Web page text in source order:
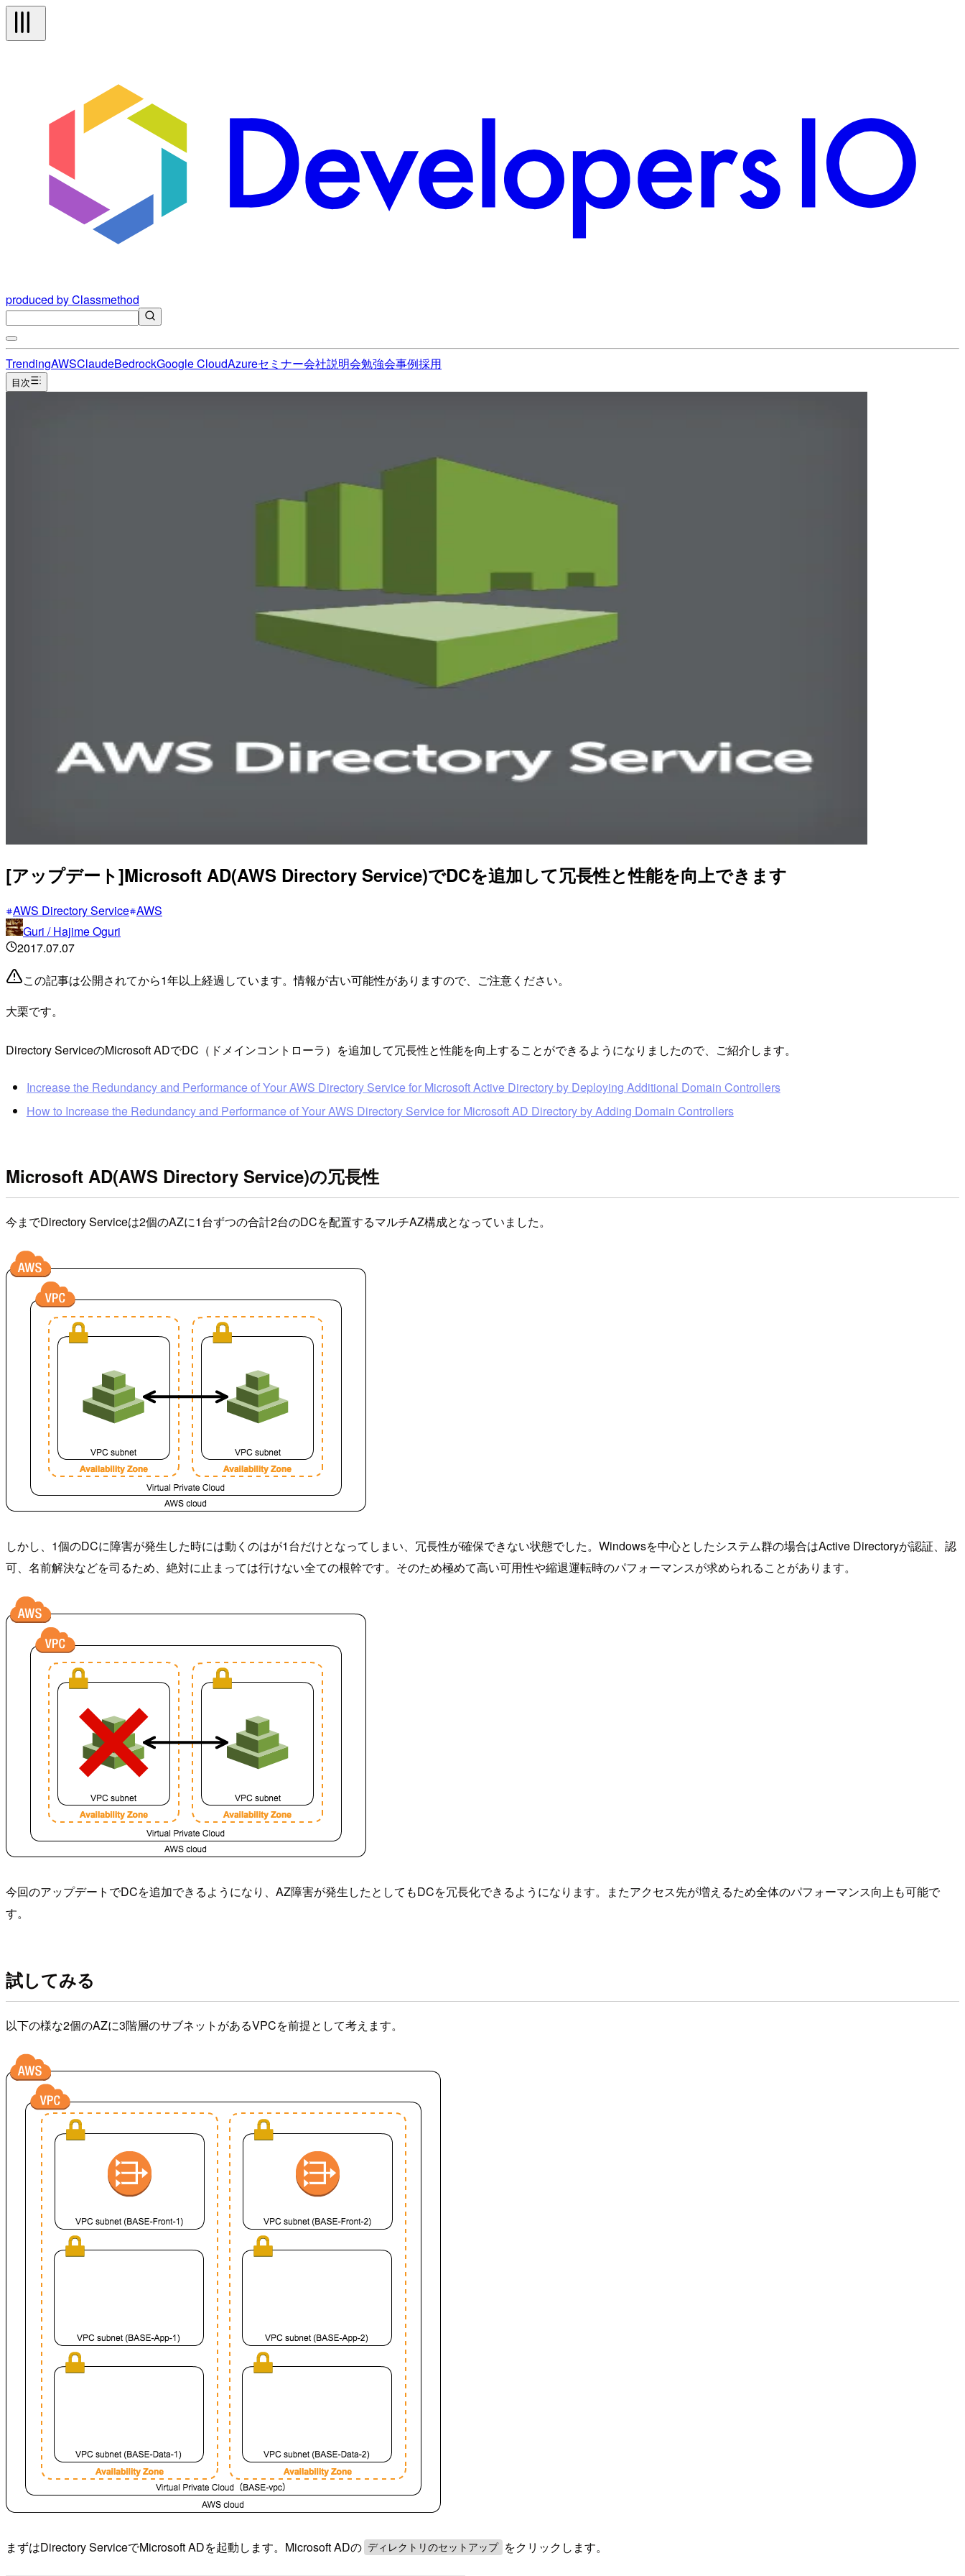
produced by Classmethod
TrendingAWSClaudeBedrockGoogle CloudAzureセミナー会社説明会勉強会事例採用
目次
[アップデート]Microsoft AD(AWS Directory Service)でDCを追加して冗長性と性能を向上できます
AWS Directory Service AWS
Guri / Hajime Oguri
2017.07.07
この記事は公開されてから1年以上経過しています。情報が古い可能性がありますので、ご注意ください。
大栗です。
Directory ServiceのMicrosoft ADでDC（ドメインコントローラ）を追加して冗長性と性能を向上することができるようになりましたので、ご紹介します。
Increase the Redundancy and Performance of Your AWS Directory Service for Microsoft Active Directory by Deploying Additional Domain Controllers
How to Increase the Redundancy and Performance of Your AWS Directory Service for Microsoft AD Directory by Adding Domain Controllers
Microsoft AD(AWS Directory Service)の冗長性
今までDirectory Serviceは2個のAZに1台ずつの合計2台のDCを配置するマルチAZ構成となっていました。
しかし、1個のDCに障害が発生した時には動くのはが1台だけとなってしまい、冗長性が確保できない状態でした。Windowsを中心としたシステム群の場合はActive Directoryが認証、認
可、名前解決などを司るため、絶対に止まっては行けない全ての根幹です。そのため極めて高い可用性や縮退運転時のパフォーマンスが求められることがあります。
今回のアップデートでDCを追加できるようになり、AZ障害が発生したとしてもDCを冗長化できるようになります。またアクセス先が増えるため全体のパフォーマンス向上も可能で
す。
試してみる
以下の様な2個のAZに3階層のサブネットがあるVPCを前提として考えます。
まずはDirectory ServiceでMicrosoft ADを起動します。Microsoft ADの ディレクトリのセットアップ をクリックします。